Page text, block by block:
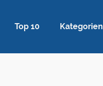
Top 10 Kategorien